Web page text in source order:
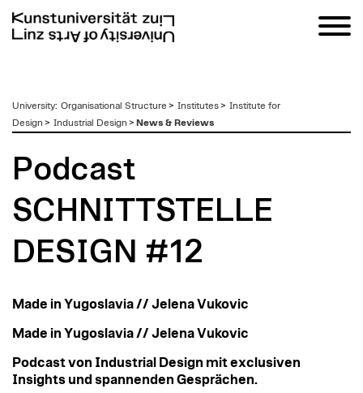
zum
Inhalt
University: Organisational Structure > Institutes> Institute for
Design > Industrial Design > News & Reviews
Podcast
SCHNITTSTELLE
DESIGN #12
Made in Yugoslavia // Jelena Vukovic
Made in Yugoslavia // Jelena Vukovic
Podcast von Industrial Design mit exclusiven
Insights und spannenden Gesprächen.